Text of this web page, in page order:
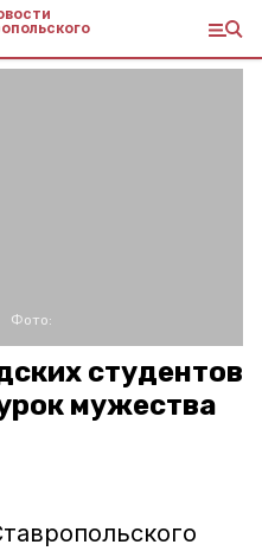
Фото:
студентов
мужества